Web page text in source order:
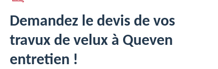
Demandez le devis de vos
travux de velux à Queven
entretien !